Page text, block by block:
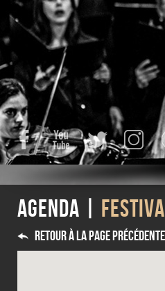
FacebookYouTube Twitter
Agenda |
Retour à la page précédente